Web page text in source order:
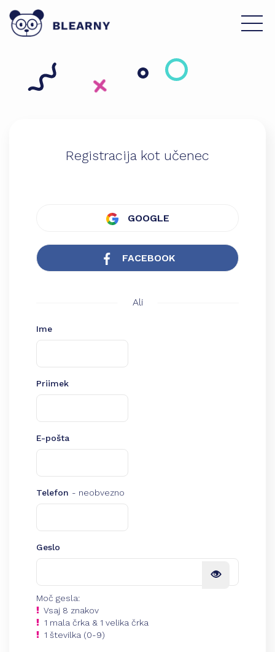
Registracija kot učenec
GOOGLE
FACEBOOK
Ali
Ime
Priimek
E-pošta
Telefon - neobvezno
Geslo
Moč gesla:
Vsaj 8 znakov
1 mala črka & 1 velika črka
1 številka (0-9)